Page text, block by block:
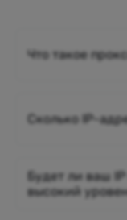
Что такое
Сколько IP-
Будет ли ваш
высокий